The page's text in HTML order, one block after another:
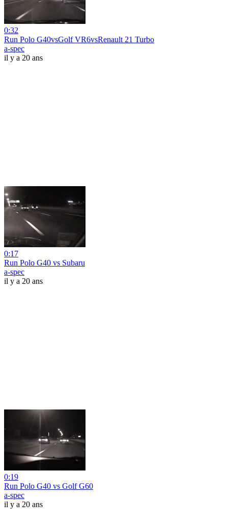
0:32
Run Polo G40vsGolf VR6vsRenault 21 Turbo
a-spec
il y a 20 ans
0:17
Run Polo G40 vs Subaru
a-spec
il y a 20 ans
0:19
Run Polo G40 vs Golf G60
a-spec
il y a 20 ans